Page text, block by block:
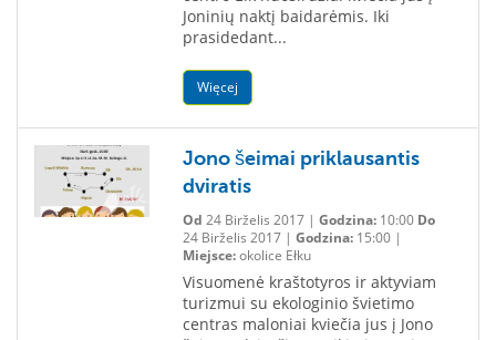
Joninių naktį baidarėmis. Iki
prasidedant...
Więcej
Jono šeimai priklausantis
dviratis
Od 24 Birželis 2017 | Godzina:10:00 Do
24 Birželis 2017 | Godzina:15:00 |
Miejsce:okolice Ełku
Visuomenė kraštotyros ir aktyviam
turizmui su ekologinio švietimo
centras maloniai kviečia jus į Jono